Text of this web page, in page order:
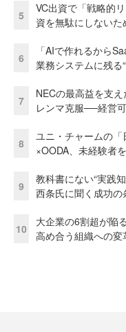
5
VC出資で「戦略的
資を無駄にしないた
6
「AIで作れるから
業務システムに残る
7
NECの最高益を支
レンマ克服──経営
8
ユニ・チャームの
×OODA、未経験者
9
教科書にない“実践
西条氏に聞く成功の
10
大企業の6割超が陥
高め合う組織への変